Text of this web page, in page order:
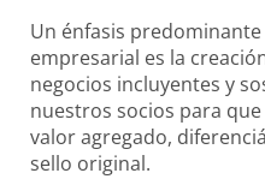
Un énfasis
empresarial es la
negocios incluyentes y
nuestros socios para
valor agregado,
sello original.